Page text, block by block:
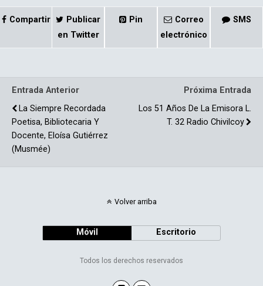
ce
k
m
p
Compartir
Publicar
en Twitter
Pin
Correo
electrónico
SMS
Entrada Anterior
La Siempre Recordada
Poetisa, Bibliotecaria Y
Docente, Eloísa Gutiérrez
(Musmée)
Próxima Entrada
Los 51 Años De La Emisora L.
T. 32 Radio Chivilcoy
Volver arriba
Móvil Escritorio
Todos los derechos reservados